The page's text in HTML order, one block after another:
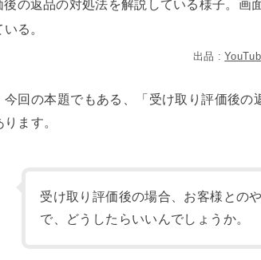
出品 :
今回の本題でもある、「受け取り評価後
ます。
受け取り評価後の場合、お客様との
で、どうしたらいいんでしょうか。